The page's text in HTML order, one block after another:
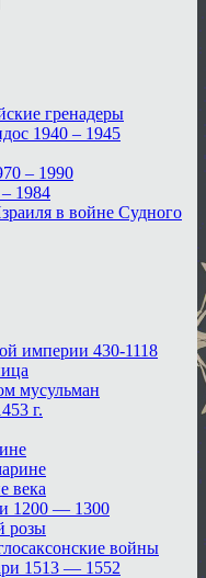
гренадеры
1940 – 1945
– 1990
1984
в войне Судного
империи 430-1118
мусульман
г.
века
1200 — 1300
розы
войны
1513 — 1552